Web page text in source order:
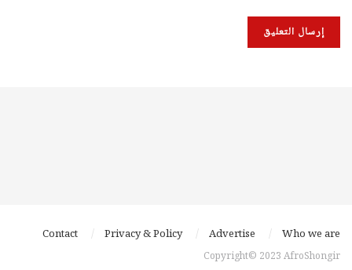
Who we are
Advertise
Privacy & Policy
Contact
Copyright© 2023 AfroShongir